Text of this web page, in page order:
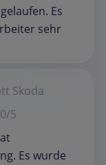
Es
sehr
Skoda
5
Es wurde